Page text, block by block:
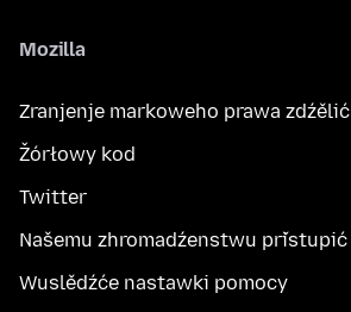
Mozilla
Zranjenje markoweho prawa zdźělić
Žórłowy kod
Twitter
Našemu zhromadźenstwu přistupić
Wuslědźće nastawki pomocy